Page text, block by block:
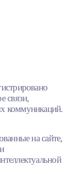
связи,
коммуникаций.
на сайте,